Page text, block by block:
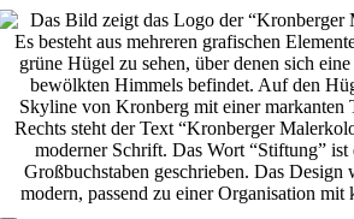
Zum
Inhalt
springen